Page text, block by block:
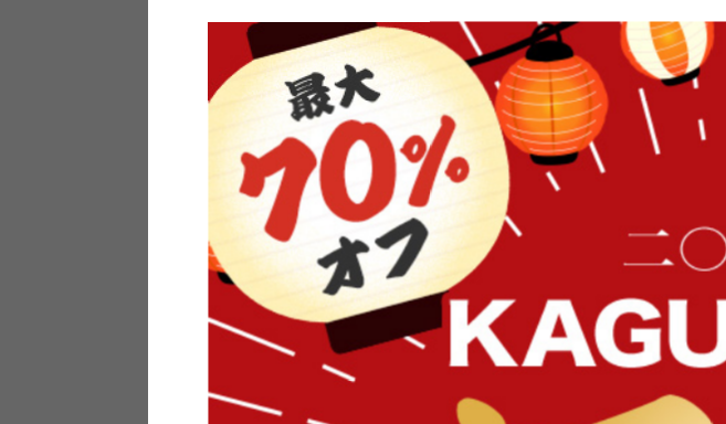
素材の良さを活かしたウッドソ
ケットのペンダントライト
インフォメーション
よくあるご質問
家具のレビューを書くと10%OFFク
ーポンプレゼント
オフィスやモデルハウスなどイン